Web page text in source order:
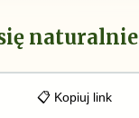
naturalnie
📋 Kopiuj link